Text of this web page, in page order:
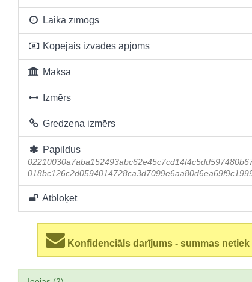
Laika zīmogs
Kopējais izvades apjoms
Maksā
Izmērs
Gredzena izmērs
Papildus
Atbloķēt
Konfidenciāls darījums - summas